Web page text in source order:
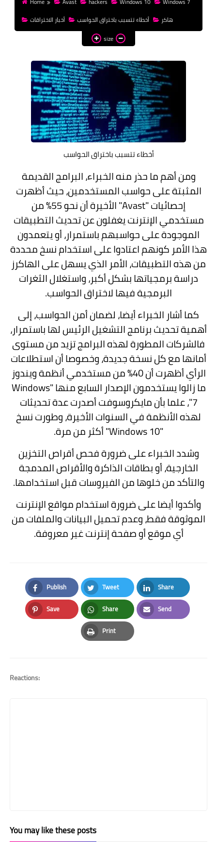
WordPress
templates HTML
templates Blogger
أخبار الاختراقات
أخطاء تتسبب باختراق الحواسب
هاكر
size
أخطاء تتسبب باختراق الحواسب
ومن أهم ما حذر منه الخبراء، البرامج القديمة
المثبتة على حواسب المستخدمين، حيث أظهرت
إحصائيات "Avast" الأخيرة أن نحو 55% من
مستخدمي الإنترنت يغفلون عن تحديث التطبيقات
الموجودة على حواسبهم باستمرار، أو يتعمدون
هذا الأمر كونهم اعتادوا على استخدام نسخ محددة
من هذه التطبيقات، الأمر الذي يسهل على الهاكرز
دراسة برمجياتها بشكل أكبر، واستغلال الثغرات
البرمجية فيها لاختراق الحواسب.
كما أشار الخبراء أيضا، لضمان أمن الحواسب، إلى
أهمية تحديث برنامج التشغيل الرئيس لها باستمرار،
فالشركات المطورة لهذه البرامج تزيد من مستوى
أمانها مع كل نسخة جديدة، وخصوصا أن استطلاعات
الرأي أظهرت أن 40% من مستخدمي أنظمة ويندوز
ما زالوا يستخدمون الإصدار السابع منها "Windows
7"، علما بأن مايكروسوفت أصدرت عدة تحديثات
لهذه الأنظمة في السنوات الأخيرة، وطورت نسخ
"Windows 10" أكثر من مرة.
وشدد الخبراء على ضرورة فحص أقراص التخزين
الخارجية، أو بطاقات الذاكرة والأقراص المدمجة
والتأكد من خلوها من الفيروسات قبل استخدامها.
وأكدوا أيضا على ضرورة استخدام مواقع الإنترنت
الموثوقة فقط، وعدم تحميل البيانات والملفات من
أي موقع أو صفحة إنترنت غير معروفة.
Publish
Facebook
Tweet
Twitter
Share
LinkedIn
Save
Pinterest
Share
Whatsapp
Send
Email
Print
Print
Reactions:
You may like these posts